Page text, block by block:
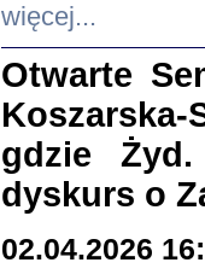
więcej...
Otwarte
Koszarska-
gdzie
dyskurs o
02.04.2026